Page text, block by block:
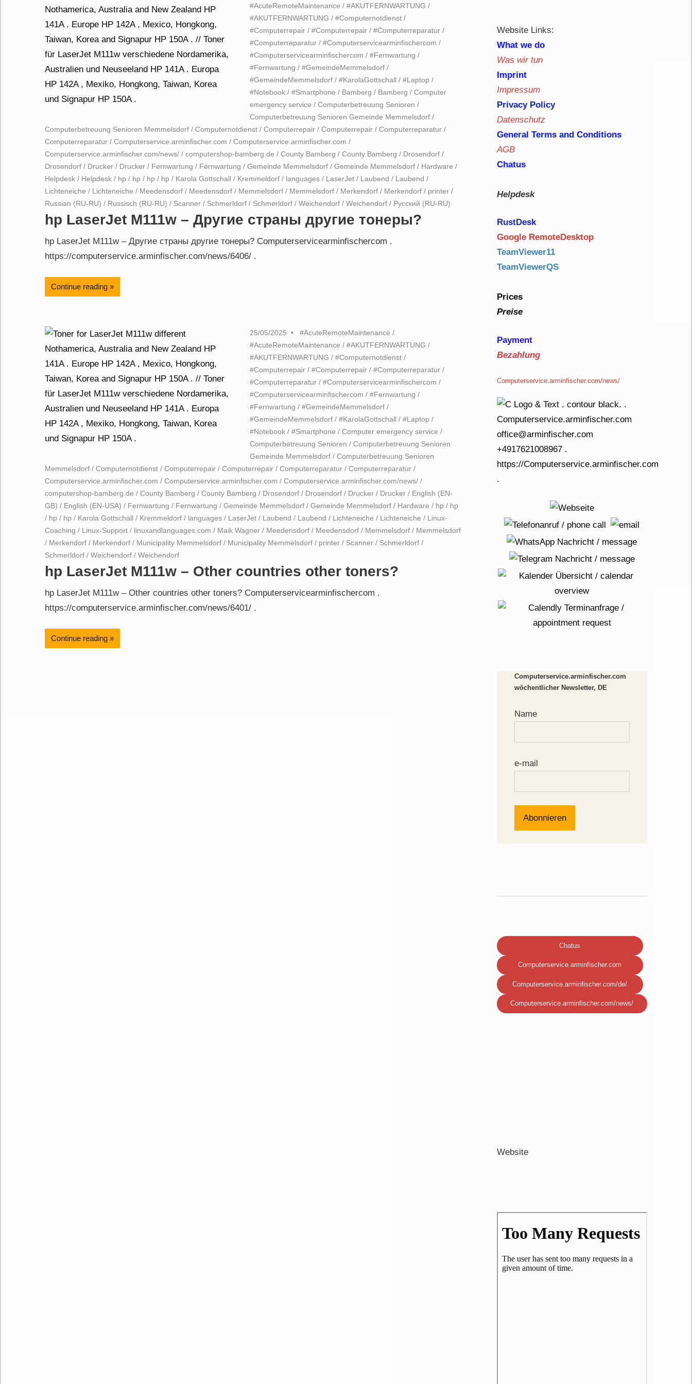
#AcuteRemoteMaintenance /#AKUTFERNWARTUNG /
#AKUTFERNWARTUNG /#Computernotdienst /
#Computerrepair /#Computerrepair /#Computerreparatur /
#Computerreparatur /#Computerservicearminfischercom /
#Computerservicearminfischercom /#Fernwartung /
#Fernwartung /#GemeindeMemmelsdorf /
#GemeindeMemmelsdorf /#KarolaGottschall /#Laptop /
#Notebook /#Smartphone / Bamberg / Bamberg /Computer
emergency service /Computerbetreuung Senioren /
Computerbetreuung Senioren Gemeinde Memmelsdorf /
Computerbetreuung Senioren Memmelsdorf / Computernotdienst / Computerrepair / Computerrepair / Computerreparatur /
Computerreparatur / Computerservice.arminfischer.com / Computerservice.arminfischer.com /
Computerservice.arminfischer.com/news/ / computershop-bamberg.de / County Bamberg / County Bamberg / Drosendorf /
Drosendorf / Drucker / Drucker / Fernwartung / Fernwartung / Gemeinde Memmelsdorf / Gemeinde Memmelsdorf / Hardware /
Helpdesk / Helpdesk / hp / hp / hp / hp / Karola Gottschall / Kremmeldorf / languages / LaserJet / Laubend / Laubend /
Lichteneiche / Lichteneiche / Meedensdorf / Meedensdorf / Memmelsdorf / Memmelsdorf / Merkendorf / Merkendorf / printer /
Russian (RU-RU) / Russisch (RU-RU) / Scanner / Schmerldorf / Schmerldorf / Weichendorf / Weichendorf / Русский (RU-RU)
hp LaserJet M111w – Другие страны другие тонеры?
hp LaserJet M111w – Другие страны другие тонеры? Computerservicearminfischercom .
https://computerservice.arminfischer.com/news/6406/ .
Continue reading
25/05/2025 #AcuteRemoteMaintenance /
#AcuteRemoteMaintenance /#AKUTFERNWARTUNG /
#AKUTFERNWARTUNG /#Computernotdienst /
#Computerrepair /#Computerrepair /#Computerreparatur /
#Computerreparatur /#Computerservicearminfischercom /
#Computerservicearminfischercom /#Fernwartung /
#Fernwartung /#GemeindeMemmelsdorf /
#GemeindeMemmelsdorf /#KarolaGottschall /#Laptop /
#Notebook /#Smartphone /Computer emergency service /
Computerbetreuung Senioren /Computerbetreuung Senioren
Gemeinde Memmelsdorf /Computerbetreuung Senioren
Memmelsdorf / Computernotdienst / Computerrepair / Computerrepair / Computerreparatur / Computerreparatur /
Computerservice.arminfischer.com / Computerservice.arminfischer.com / Computerservice.arminfischer.com/news/ /
computershop-bamberg.de / County Bamberg / County Bamberg / Drosendorf / Drosendorf / Drucker / Drucker / English (EN-
GB) / English (EN-USA) / Fernwartung / Fernwartung / Gemeinde Memmelsdorf / Gemeinde Memmelsdorf / Hardware / hp / hp
/ hp / hp / Karola Gottschall / Kremmeldorf / languages / LaserJet / Laubend / Laubend / Lichteneiche / Lichteneiche / Linux-
Coaching / Linux-Support / linuxandlanguages.com / Maik Wagner / Meedensdorf / Meedensdorf / Memmelsdorf / Memmelsdorf
/ Merkendorf / Merkendorf / Municipality Memmelsdorf / Municipality Memmelsdorf / printer / Scanner / Schmerldorf /
Schmerldorf / Weichendorf / Weichendorf
hp LaserJet M111w – Other countries other toners?
hp LaserJet M111w – Other countries other toners? Computerservicearminfischercom .
https://computerservice.arminfischer.com/news/6401/ .
Continue reading
Website Links:
What we do
Was wir tun
Imprint
Impressum
Privacy Policy
Datenschutz
General Terms and Conditions
AGB
Chatus
Helpdesk
RustDesk
Google RemoteDesktop
TeamViewer11
TeamViewerQS
Prices
Preise
Payment
Bezahlung
Computerservice.arminfischer.com/news/
Computerservice.arminfischer.com
wöchentlicher Newsletter, DE
Name
e-mail
Chatus
Computerservice.arminfischer.com
Computerservice.arminfischer.com/de/
Computerservice.arminfischer.com/news/
Website